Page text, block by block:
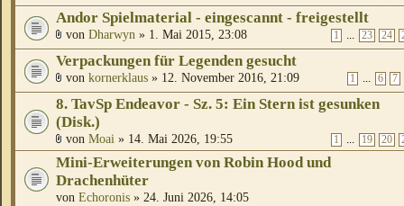
Andor Spielmaterial - eingescannt - freigestellt
1 ... 23 24
von Dharwyn » 1. Mai 2015, 23:08
Verpackungen für Legenden gesucht
1 ... 6 7
von kornerklaus » 12. November 2016, 21:09
8. TavSp Endeavor - Sz. 5: Ein Stern ist gesunken
(Disk.)
1 ... 19 20
von Moai » 14. Mai 2026, 19:55
Mini-Erweiterungen von Robin Hood und
Drachenhüter
von Echoronis » 24. Juni 2026, 14:05